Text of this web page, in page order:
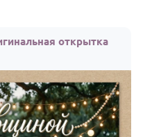
открытка